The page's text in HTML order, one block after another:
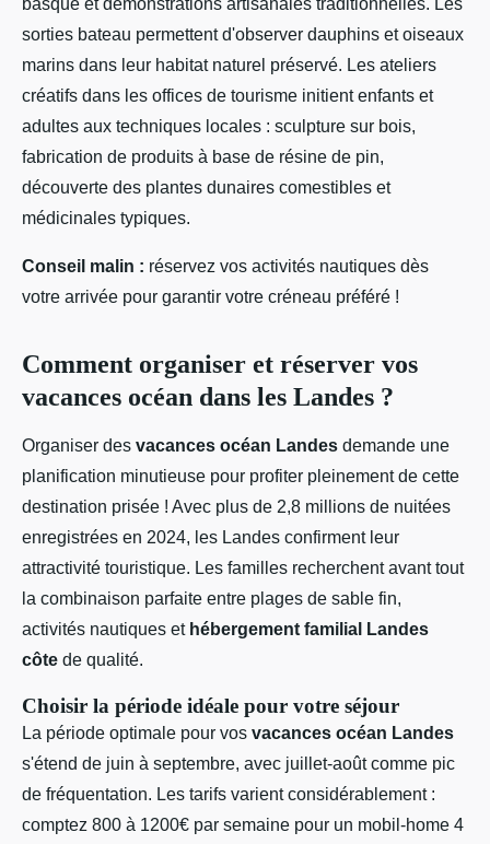
sorties bateau permettent d'observer dauphins et oiseaux
marins dans leur habitat naturel préservé. Les ateliers
créatifs dans les offices de tourisme initient enfants et
adultes aux techniques locales : sculpture sur bois,
fabrication de produits à base de résine de pin,
découverte des plantes dunaires comestibles et
médicinales typiques.
Conseil malin : réservez vos activités nautiques dès
votre arrivée pour garantir votre créneau préféré !
Comment organiser et réserver vos
vacances océan dans les Landes ?
Organiser des vacances océan Landes demande une
planification minutieuse pour profiter pleinement de cette
destination prisée ! Avec plus de 2,8 millions de nuitées
enregistrées en 2024, les Landes confirment leur
attractivité touristique. Les familles recherchent avant tout
la combinaison parfaite entre plages de sable fin,
activités nautiques et hébergement familial Landes
côte de qualité.
Choisir la période idéale pour votre séjour
La période optimale pour vos vacances océan Landes
s'étend de juin à septembre, avec juillet-août comme pic
de fréquentation. Les tarifs varient considérablement :
comptez 800 à 1200€ par semaine pour un mobil-home 4